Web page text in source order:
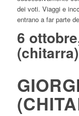
dei voti. Viaggi e
entrano a far parte
6
(chitarra)